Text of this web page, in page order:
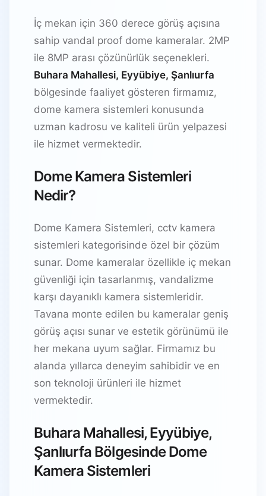
İç mekan için 360 derece görüş açısına
sahip vandal proof dome kameralar. 2MP
ile 8MP arası çözünürlük seçenekleri.
Buhara Mahallesi, Eyyübiye, Şanlıurfa
bölgesinde faaliyet gösteren firmamız,
dome kamera sistemleri konusunda
uzman kadrosu ve kaliteli ürün yelpazesi
ile hizmet vermektedir.
Dome Kamera Sistemleri
Nedir?
Dome Kamera Sistemleri, cctv kamera
sistemleri kategorisinde özel bir çözüm
sunar. Dome kameralar özellikle iç mekan
güvenliği için tasarlanmış, vandalizme
karşı dayanıklı kamera sistemleridir.
Tavana monte edilen bu kameralar geniş
görüş açısı sunar ve estetik görünümü ile
her mekana uyum sağlar. Firmamız bu
alanda yıllarca deneyim sahibidir ve en
son teknoloji ürünleri ile hizmet
vermektedir.
Buhara Mahallesi, Eyyübiye,
Şanlıurfa Bölgesinde Dome
Kamera Sistemleri